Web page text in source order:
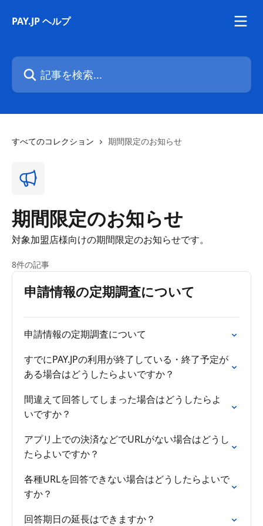
PAY.JP ヘルプ
記事を検索...
すべてのコレクション 期間限定のお知らせ
期間限定のお知らせ
対象加盟店様向けの期間限定のお知らせです。
8件の記事
申請情報の定期調査について
申請情報の定期調査について
すでにPAY.JPの利用が終了している・終了予定が
ある場合はどうしたらよいですか？
間違えて回答してしまった場合はどうしたらよ
いですか？
アプリ上での決済などでURLがない場合はどうし
たらよいですか？
各種URLを回答できない場合はどうしたらよいで
すか？
回答期日の延長はできますか？